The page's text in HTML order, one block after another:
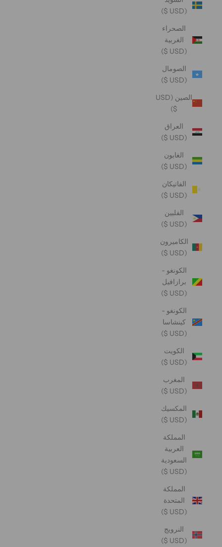
(USD $)
الصحراء
الغربية
(USD $)
الصومال
(USD $)
الصين (USD
$)
العراق
(USD $)
الغابون
(USD $)
الفاتيكان
(USD $)
الفلبين
(USD $)
الكاميرون
(USD $)
الكونغو -
برازافيل
(USD $)
الكونغو -
كينشاسا
(USD $)
الكويت
(USD $)
المغرب
(USD $)
المكسيك
(USD $)
المملكة
العربية
السعودية
(USD $)
المملكة
المتحدة
(USD $)
النرويج
(USD $)